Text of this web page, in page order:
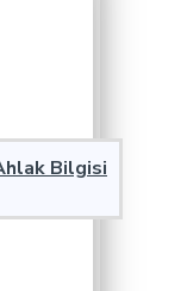
Bilgisi